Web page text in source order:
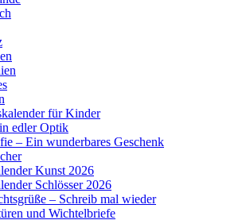
für Kinder
edler Optik
– Ein wunderbares Geschenk
Kunst 2026
Schlösser 2026
– Schreib mal wieder
und Wichtelbriefe